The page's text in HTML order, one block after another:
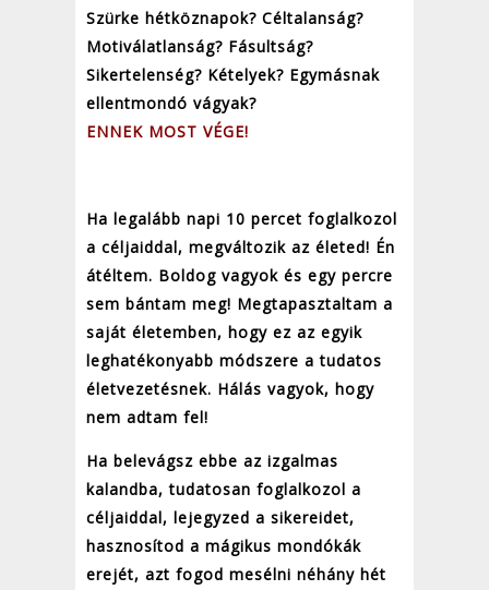
Szürke hétköznapok? Céltalanság?
Motiválatlanság? Fásultság?
Sikertelenség? Kételyek? Egymásnak
ellentmondó vágyak?
ENNEK MOST VÉGE!
Ha legalább napi 10 percet foglalkozol
a céljaiddal, megváltozik az életed! Én
átéltem. Boldog vagyok és egy percre
sem bántam meg! Megtapasztaltam a
saját életemben, hogy ez az egyik
leghatékonyabb módszere a tudatos
életvezetésnek. Hálás vagyok, hogy
nem adtam fel!
Ha belevágsz ebbe az izgalmas
kalandba, tudatosan foglalkozol a
céljaiddal, lejegyzed a sikereidet,
hasznosítod a mágikus mondókák
erejét, azt fogod mesélni néhány hét